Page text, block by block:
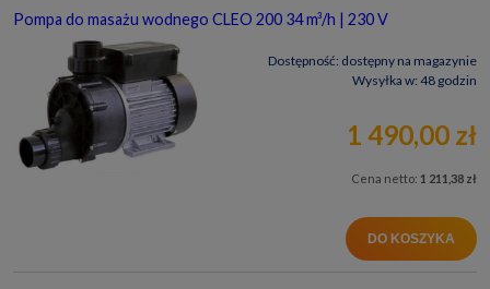
Pompa do masażu wodnego CLEO 200 34 m³/h | 230 V
Dostępność: dostępny na magazynie
Wysyłka w: 48 godzin
1 490,00 zł
Cena netto: 1 211,38 zł
DO KOSZYKA